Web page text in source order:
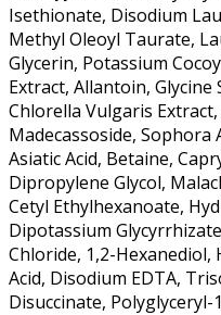
Isethionate, Disodium
Methyl Oleoyl Taurate,
Glycerin, Potassium
Extract, Allantoin, Glycine
Chlorella Vulgaris Extract,
Madecassoside,
Asiatic Acid, Betaine,
Dipropylene Glycol,
Cetyl Ethylhexanoate,
Dipotassium
Chloride, 1,2-
Acid, Disodium EDTA,
Disuccinate,